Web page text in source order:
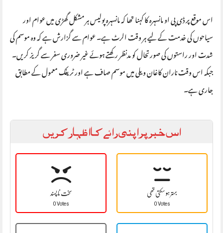
اس موقع پر ڈی پی او مانسہرہ کا کہنا تھا کہ مانسہرہ پولیس ہر مشکل گھڑی میں عوام اور
سیاحوں کی خدمت کے لیے ہر وقت الرٹ ہے۔ عوام سے گزارش ہے کہ وہ موسم کی
شدت اور راستوں کی صورتحال کو مدنظر رکھتے ہوئے غیر ضروری سفر سے گریز کریں۔
جبکہ اس وقت ناران کاغان ویلی میں موسم صاف ہے اور ٹریفک معمول کے مطابق
جاری ہے۔
اس خبر پر اپنی رائے کا اظہار کریں
سخت نا پسند
0 Votes
بہتر ہو سکتی تھی
0 Votes